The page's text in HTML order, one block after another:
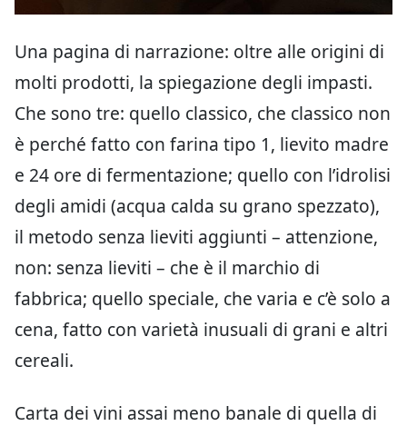
Una pagina di narrazione: oltre alle origini di
molti prodotti, la spiegazione degli impasti.
Che sono tre: quello classico, che classico non
è perché fatto con farina tipo 1, lievito madre
e 24 ore di fermentazione; quello con l’idrolisi
degli amidi (acqua calda su grano spezzato),
il metodo senza lieviti aggiunti – attenzione,
non: senza lieviti – che è il marchio di
fabbrica; quello speciale, che varia e c’è solo a
cena, fatto con varietà inusuali di grani e altri
cereali.
Carta dei vini assai meno banale di quella di